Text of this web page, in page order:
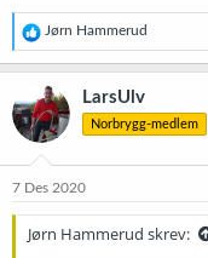
R
e
a
k
s
j
o
e
Jørn Hammerud
LarsUlv
Norbrygg-medlem
7 Des 2020
Jørn Hammerud skrev: